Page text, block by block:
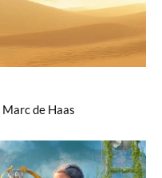
de Haas